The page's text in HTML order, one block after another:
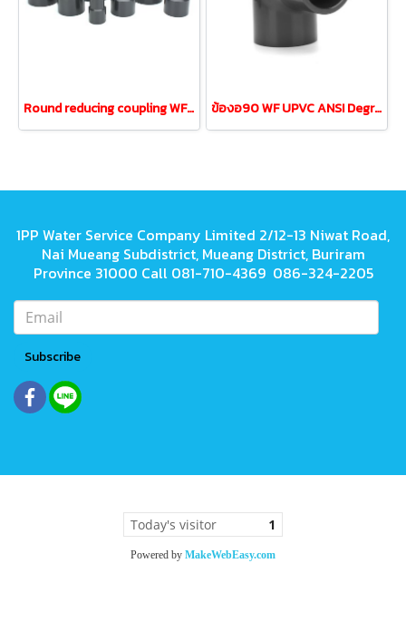
Round reducing coupling WF UPVC ANSI 3/4" reducing 1/2" ข้องอ90 WF UPVC ANSI Degree Elbow ขนาด 3"DN80
1PP Water Service Company Limited 2/12-13 Niwat Road,
Nai Mueang Subdistrict, Mueang District, Buriram
Province 31000 Call 081-710-4369 086-324-2205
Subscribe
Today's visitor 1
Powered by MakeWebEasy.com